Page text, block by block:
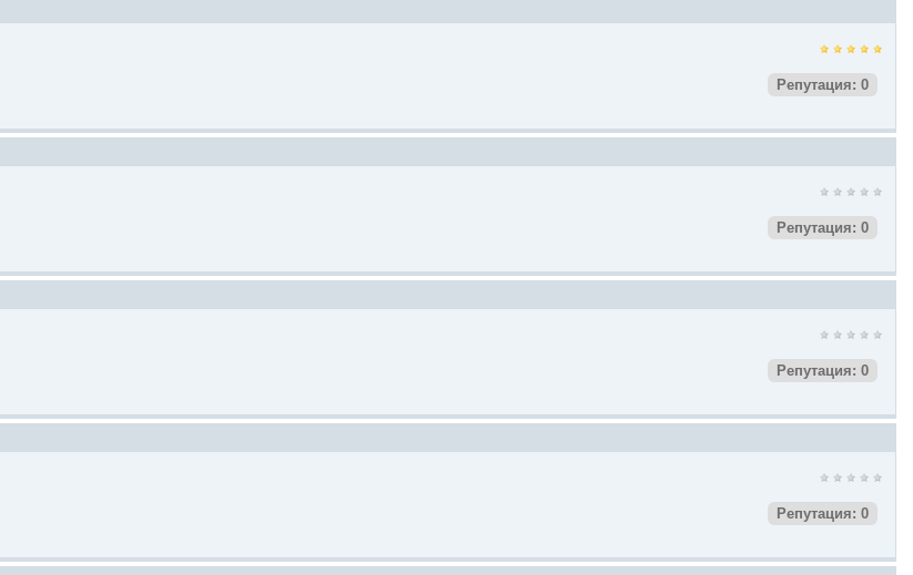
Репутация: 0
Репутация: 0
Репутация: 0
Репутация: 0